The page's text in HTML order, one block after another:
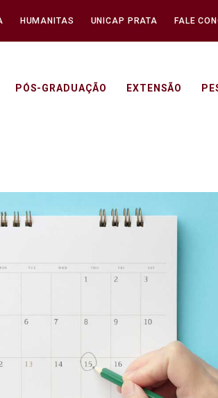
HUMANITAS UNICAP PRATA FALE
PÓS-GRADUAÇÃO EXTENSÃO
2025.2 -